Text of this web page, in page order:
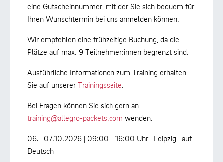
eine Gutscheinnummer, mit der Sie sich bequem für
Ihren Wunschtermin bei uns anmelden können.
Wir empfehlen eine frühzeitige Buchung, da die
Plätze auf max. 9 Teilnehmer:innen begrenzt sind.
Ausführliche Informationen zum Training erhalten
Sie auf unserer Trainingsseite.
Bei Fragen können Sie sich gern an
training@allegro-packets.com wenden.
06.- 07.10.2026 | 09:00 - 16:00 Uhr | Leipzig | auf
Deutsch